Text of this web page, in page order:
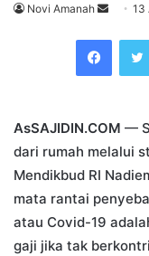
Novi Amanah
Send
email
13
AsSAJIDIN.COM —
dari rumah melalui
Mendikbud RI
mata rantai
atau Covid-19
gaji jika tak